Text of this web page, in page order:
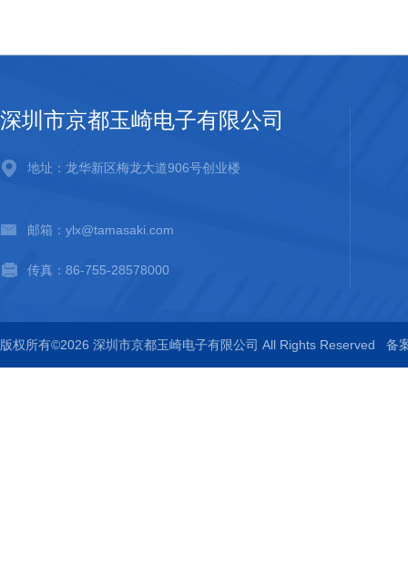
深圳市京都玉崎电子有限公司
地址：龙华新区梅龙大道906号创业楼
邮箱：ylx@tamasaki.com
传真：86-755-28578000
版权所有©2026 深圳市京都玉崎电子有限公司 All Rights Reserved 备